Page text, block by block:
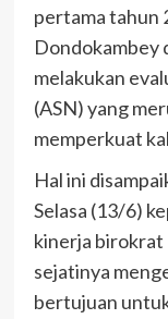
pertama tahun
Dondokambey
melakukan
(ASN) yang
memperkuat
Hal ini
Selasa (13/6)
kinerja birokrat
sejatinya
bertujuan